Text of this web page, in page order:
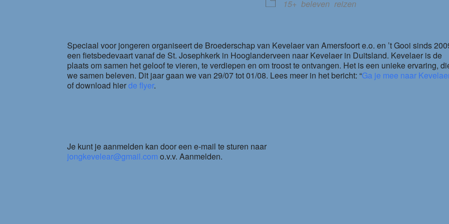
15+ beleven reizen
Speciaal voor jongeren organiseert de Broederschap van Kevelaer van Amersfoort e.o. en ’t Gooi sinds
een fietsbedevaart vanaf de St. Josephkerk in Hooglanderveen naar Kevelaer in Duitsland. Kevelaer is de
plaats om samen het geloof te vieren, te verdiepen en om troost te ontvangen. Het is een unieke ervaring,
we samen beleven. Dit jaar gaan we van 29/07 tot 01/08. Lees meer in het bericht: “Ga je mee naar
of download hierde flyer.
Je kunt je aanmelden kan door een e-mail te sturen naar
jongkevelear@gmail.com o.v.v. Aanmelden.